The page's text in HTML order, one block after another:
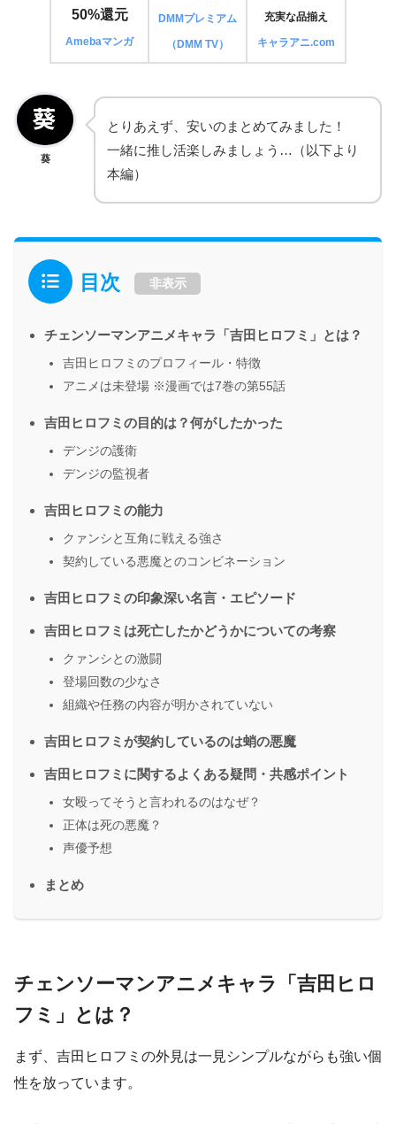
50%還元
Amebaマンガ
DMMプレミアム
（DMM TV）
充実な品揃え
キャラアニ.com
葵
とりあえず、安いのまとめてみました！
一緒に推し活楽しみましょう…（以下より
本編）
目次 非表示
チェンソーマンアニメキャラ「吉田ヒロフミ」とは？
吉田ヒロフミのプロフィール・特徴
アニメは未登場 ※漫画では7巻の第55話
吉田ヒロフミの目的は？何がしたかった
デンジの護衛
デンジの監視者
吉田ヒロフミの能力
クァンシと互角に戦える強さ
契約している悪魔とのコンビネーション
吉田ヒロフミの印象深い名言・エピソード
吉田ヒロフミは死亡したかどうかについての考察
クァンシとの激闘
登場回数の少なさ
組織や任務の内容が明かされていない
吉田ヒロフミが契約しているのは蛸の悪魔
吉田ヒロフミに関するよくある疑問・共感ポイント
女殴ってそうと言われるのはなぜ？
正体は死の悪魔？
声優予想
まとめ
チェンソーマンアニメキャラ「吉田ヒロ
フミ」とは？
まず、吉田ヒロフミの外見は一見シンプルながらも強い個
性を放っています。